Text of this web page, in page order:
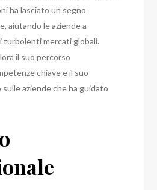
ha lasciato un segno
aiutando le aziende a
turbolenti mercati globali.
il suo percorso
chiave e il suo
aziende che ha guidato